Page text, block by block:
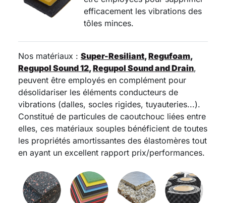
efficacement les vibrations des
tôles minces.
Nos matériaux : Super-Resiliant,Regufoam,
Regupol Sound 12,Regupol Sound and Drain,
peuvent être employés en complément pour
désolidariser les éléments conducteurs de
vibrations (dalles, socles rigides, tuyauteries...).
Constitué de particules de caoutchouc liées entre
elles, ces matériaux souples bénéficient de toutes
les propriétés amortissantes des élastomères tout
en ayant un excellent rapport prix/performances.